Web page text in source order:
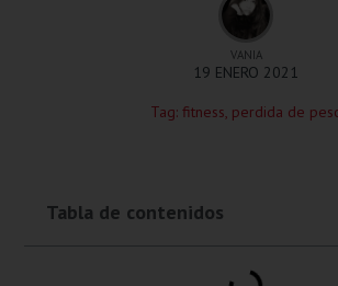
VANIA
19 ENERO 2021
Tag: fitness perdida de
Tabla de contenidos